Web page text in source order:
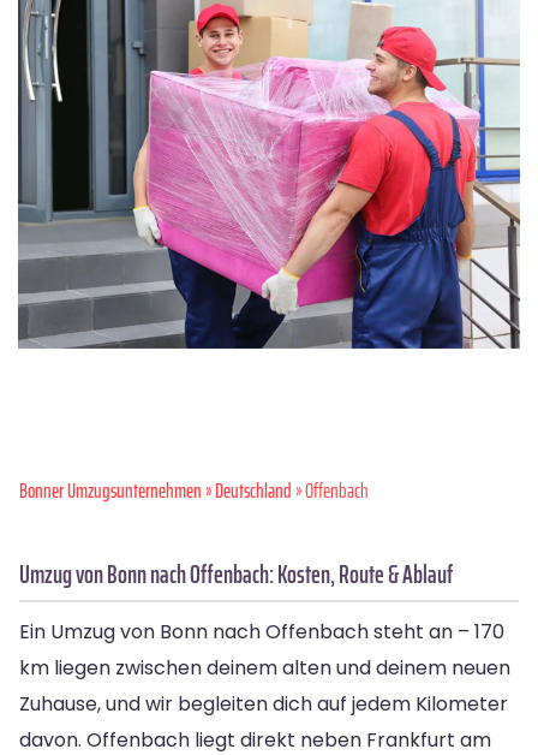
Bonner Umzugsunternehmen»Deutschland» Offenbach
Umzug von Bonn nach Offenbach: Kosten, Route & Ablauf
Ein Umzug von Bonn nach Offenbach steht an – 170
km liegen zwischen deinem alten und deinem neuen
Zuhause, und wir begleiten dich auf jedem Kilometer
davon. Offenbach liegt direkt neben Frankfurt am